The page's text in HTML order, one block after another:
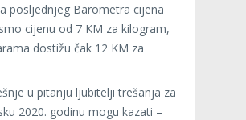
posljednjeg Barometra cijena
cijenu od 7 KM za kilogram,
dostižu čak 12 KM za
u pitanju ljubitelji trešanja za
2020. godinu mogu kazati –